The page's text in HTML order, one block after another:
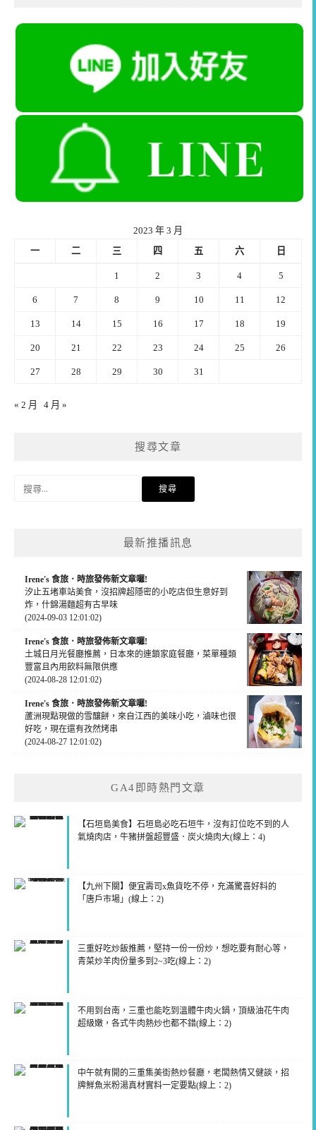
2023 年 3 月
一
二 三 四 五 六 日
1 2 3 4 5
6 7 8 9 10 11 12
13 14 15 16 17 18 19
20 21 22 23 24 25 26
27 28 29 30 31
« 2 月 4 月 »
搜尋文章
最新推播訊息
Irene's 食旅．時旅發佈新文章囉!
汐止五堵車站美食，沒招牌超隱密的小吃店但生意好到
炸，什錦湯麵超有古早味
(2024-09-03 12:01:02)
Irene's 食旅．時旅發佈新文章囉!
土城日月光餐廳推薦，日本來的連鎖家庭餐廳，菜單種類
豐富且內用飲料無限供應
(2024-08-28 12:01:02)
Irene's 食旅．時旅發佈新文章囉!
蘆洲現點現做的雪釀餅，來自江西的美味小吃，滷味也很
好吃，現在還有孜然烤串
(2024-08-27 12:01:02)
GA4即時熱門文章
【石垣島美食】石垣島必吃石垣牛，沒有訂位吃不到的人
氣燒肉店，牛豬拼盤超豐盛．炭火燒肉大(線上：4)
【九州下關】便宜壽司x魚貨吃不停，充滿驚喜好料的
「唐戶市場」(線上：2)
三重好吃炒飯推薦，堅持一份一份炒，想吃要有耐心等，
青菜炒羊肉份量多到2~3吃(線上：2)
不用到台南，三重也能吃到溫體牛肉火鍋，頂級油花牛肉
超級嫩，各式牛肉熱炒也都不錯(線上：2)
中午就有開的三重集美街熱炒餐廳，老闆熱情又健談，招
牌鮮魚米粉湯真材實料一定要點(線上：2)